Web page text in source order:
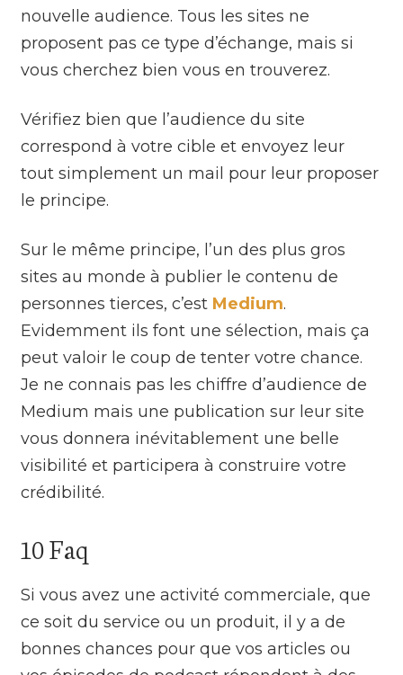
nouvelle audience. Tous les sites ne
proposent pas ce type d’échange, mais si
vous cherchez bien vous en trouverez.
Vérifiez bien que l’audience du site
correspond à votre cible et envoyez leur
tout simplement un mail pour leur proposer
le principe.
Sur le même principe, l’un des plus gros
sites au monde à publier le contenu de
personnes tierces, c’est Medium.
Evidemment ils font une sélection, mais ça
peut valoir le coup de tenter votre chance.
Je ne connais pas les chiffre d’audience de
Medium mais une publication sur leur site
vous donnera inévitablement une belle
visibilité et participera à construire votre
crédibilité.
10 Faq
Si vous avez une activité commerciale, que
ce soit du service ou un produit, il y a de
bonnes chances pour que vos articles ou